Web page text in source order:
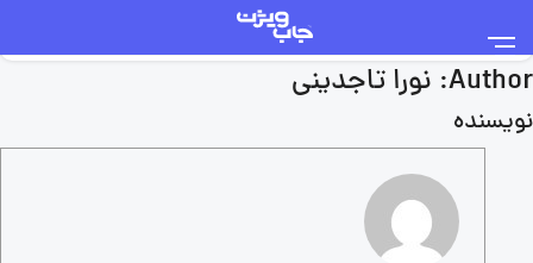
Author: نورا تاجدینی
نویسنده